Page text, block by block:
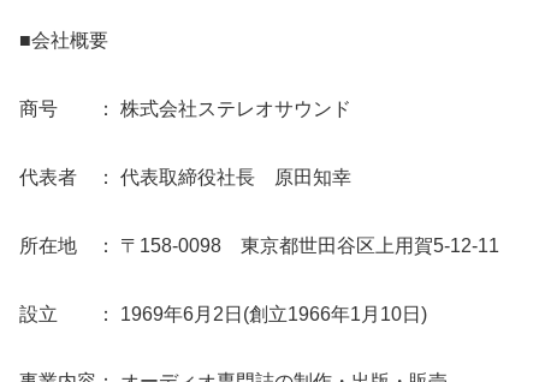
■会社概要
商号 ： 株式会社ステレオサウンド
代表者 ： 代表取締役社長 原田知幸
所在地 ： 〒158-0098 東京都世田谷区上用賀5-12-11
設立 ： 1969年6月2日(創立1966年1月10日)